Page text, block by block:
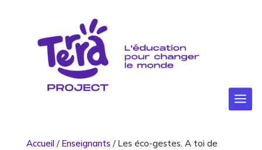
Accueil/ Enseignants / Les éco-gestes. A toi de